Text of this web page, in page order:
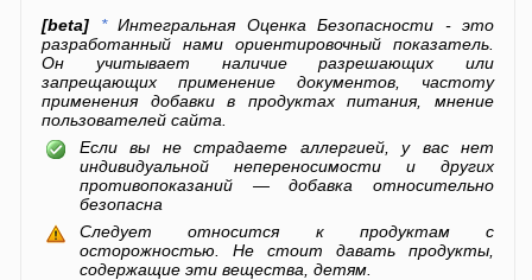
[beta]
* Интегральная Оценка Безопасности - это
разработанный нами ориентировочный показатель.
Он учитывает наличие разрешающих или
запрещающих применение документов, частоту
применения добавки в продуктах питания, мнение
пользователей сайта.
Если вы не страдаете аллергией, у вас нет
индивидуальной непереносимости и других
противопоказаний — добавка относительно
безопасна
Следует относится к продуктам с
осторожностью. Не стоит давать продукты,
содержащие эти вещества, детям.